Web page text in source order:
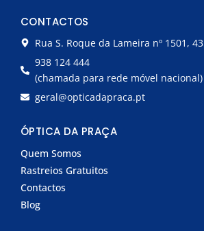
b
o
o
k
-
f
a
g
r
a
m
CONTACTOS
Rua S. Roque da Lameira nº 1501,
938 124 444
(chamada para rede móvel nacional)
geral@opticadapraca.pt
ÓPTICA DA PRAÇA
Quem Somos
Rastreios Gratuitos
Contactos
Blog